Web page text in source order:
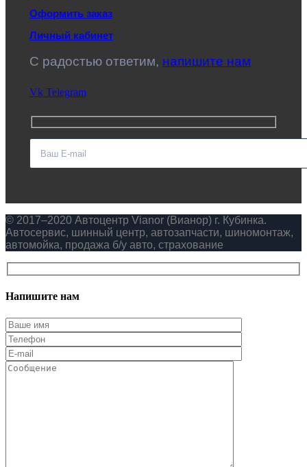
Оформить заказ
Личный кабинет
C радостью ответим, напишите нам
Vk Telegram
© 2017–2020 Автоцентр Vianor (Вианор) г. Кубинка.
Автосервис, шинный центр, автозапчасти, шиномонтаж,
автомойка, продажа б/у авто, страхование
Напишите нам